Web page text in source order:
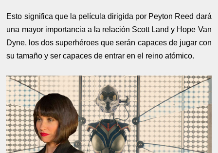
Esto significa que la película dirigida por Peyton Reed dará
una mayor importancia a la relación Scott Land y Hope Van
Dyne, los dos superhéroes que serán capaces de jugar con
su tamaño y ser capaces de entrar en el reino atómico.